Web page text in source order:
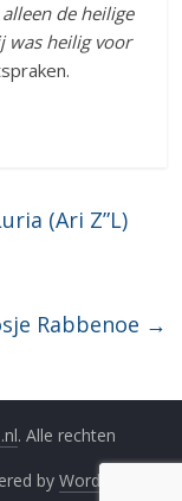
de heilige
was heilig voor
(Ari Z”L)
Rabbenoe →
. Alle rechten
by WordPress